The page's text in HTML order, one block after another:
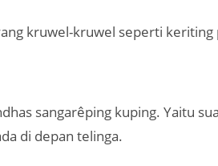
kruwel-kruwel seperti keriting
sangarêping kuping. Yaitu
di depan telinga.